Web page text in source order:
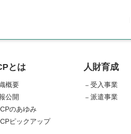
とは
概要
公開
のあゆみ
ピックアップ
人財育成
受入事業
派遣事業